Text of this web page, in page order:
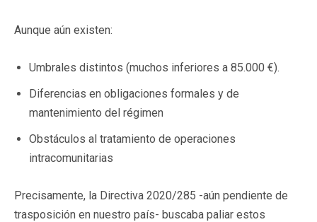
Aunque aún existen:
Umbrales distintos (muchos inferiores a 85.000 €).
Diferencias en obligaciones formales y de
mantenimiento del régimen
Obstáculos al tratamiento de operaciones
intracomunitarias
Precisamente, la Directiva 2020/285 -aún pendiente de
trasposición en nuestro país- buscaba paliar estos